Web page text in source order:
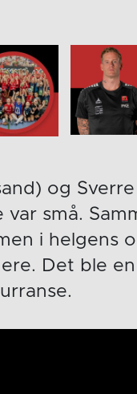
og
små.
i helgens
Det ble